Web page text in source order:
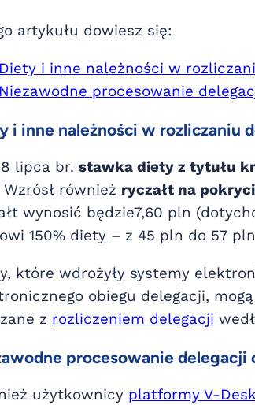
artykułu dowiesz się:
i inne należności w
procesowanie
i inne należności w rozliczaniu
lipca br. stawka diety z tytułu
również ryczałt na
wynosić będzie7,60 pln
150% diety – z 45 pln do 57
które wdrożyły systemy
obiegu delegacji,
z rozliczeniem delegacji
procesowanie delegacji
użytkownicy platformy V-Desk